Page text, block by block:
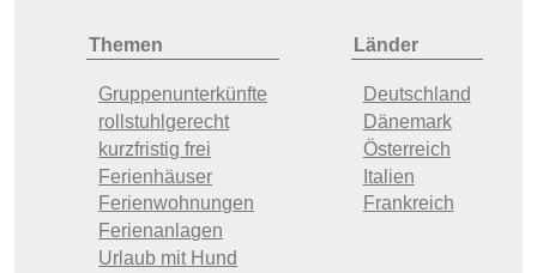
Themen
Gruppenunterkünfte
rollstuhlgerecht
kurzfristig frei
Ferienhäuser
Ferienwohnungen
Ferienanlagen
Urlaub mit Hund
Länder
Deutschland
Dänemark
Österreich
Italien
Frankreich